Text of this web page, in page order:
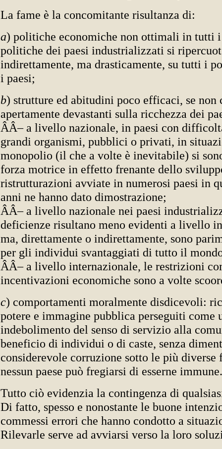
La fame è la concomitante risultanza di:
a) politiche economiche non ottimali in tutti
politiche dei paesi industrializzati si
indirettamente, ma drasticamente, su tutti i
i paesi;
b) strutture ed abitudini poco efficaci, se non
apertamente devastanti sulla ricchezza dei
ÂÂ– a livello nazionale, in paesi con
grandi organismi, pubblici o privati, in
monopolio (il che a volte è inevitabile) si
forza motrice in effetto frenante dello
ristrutturazioni avviate in numerosi paesi in
anni ne hanno dato dimostrazione;
ÂÂ– a livello nazionale nei paesi
deficienze risultano meno evidenti a livello
ma, direttamente o indirettamente, sono
per gli individui svantaggiati di tutto il
ÂÂ– a livello internazionale, le restrizioni
incentivazioni economiche sono a volte
c) comportamenti moralmente disdicevoli:
potere e immagine pubblica perseguiti come
indebolimento del senso di servizio alla
beneficio di individui o di caste, senza
considerevole corruzione sotto le più diverse
nessun paese può fregiarsi di esserne immune.
Tutto ciò evidenzia la contingenza di
Di fatto, spesso e nonostante le buone
commessi errori che hanno condotto a
Rilevarle serve ad avviarsi verso la loro